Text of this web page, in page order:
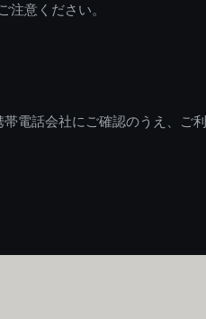
注意ください。
電話会社にご確認のうえ、ご